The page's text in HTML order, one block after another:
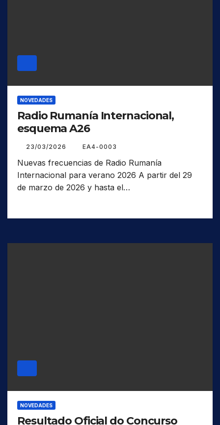
NOVEDADES
Radio Rumanía Internacional,
esquema A26
23/03/2026 EA4-0003
Nuevas frecuencias de Radio Rumanía
Internacional para verano 2026 A partir del 29
de marzo de 2026 y hasta el…
NOVEDADES
Resultado Oficial do Concurso